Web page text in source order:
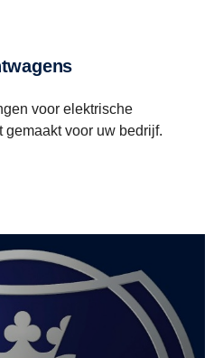
voor elektrische
gemaakt voor uw bedrijf.